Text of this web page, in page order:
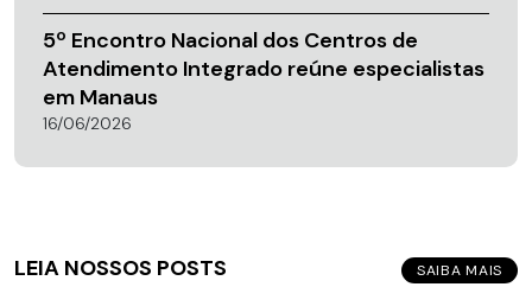
5º Encontro Nacional dos Centros de
Atendimento Integrado reúne especialistas
em Manaus
16/06/2026
LEIA NOSSOS POSTS SAIBA MAIS